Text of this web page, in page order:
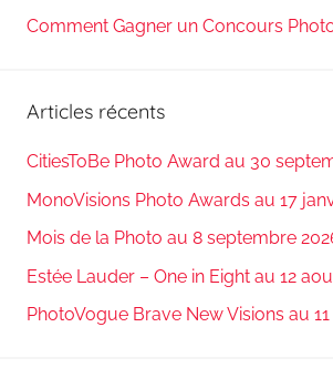
Comment Gagner un Concours
Articles récents
CitiesToBe Photo Award au 30
MonoVisions Photo Awards au 17
Mois de la Photo au 8 septembre
Estée Lauder – One in Eight au 12
PhotoVogue Brave New Visions au